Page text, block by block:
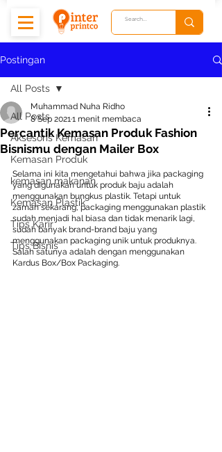
Postingan
All Posts
Aksesoris Kemasan
Kemasan Produk
kemasan makanan
Kemasan Plastik
Tips Karir
Tips Bisnis
All Posts
Percantik Kemasan Produk Fashion
Bisnismu dengan Mailer Box
Muhammad Nuha Ridho
8 Sep 20211 menit membaca
Selama ini kita mengetahui bahwa jika packaging
yang digunakan untuk produk baju adalah
menggunakan bungkus plastik. Tetapi untuk
zaman sekarang, packaging menggunakan plastik
sudah menjadi hal biasa dan tidak menarik lagi,
sudah banyak brand-brand baju yang
menggunakan packaging unik untuk produknya.
Salah satunya adalah dengan menggunakan
Kardus Box/Box Packaging.